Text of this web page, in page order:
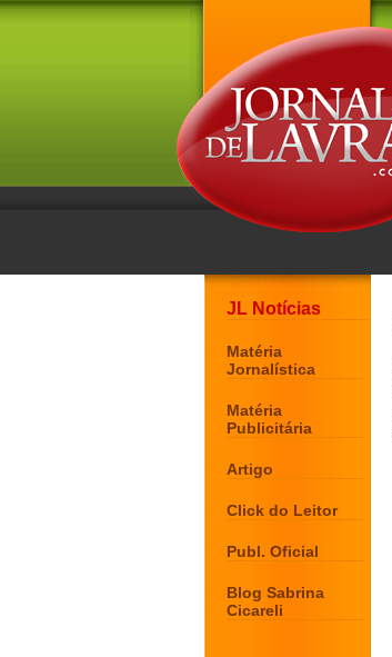
JL Notícias
Matéria
Jornalística
Matéria
Publicitária
Artigo
Click do Leitor
Publ. Oficial
Blog Sabrina
Cicareli